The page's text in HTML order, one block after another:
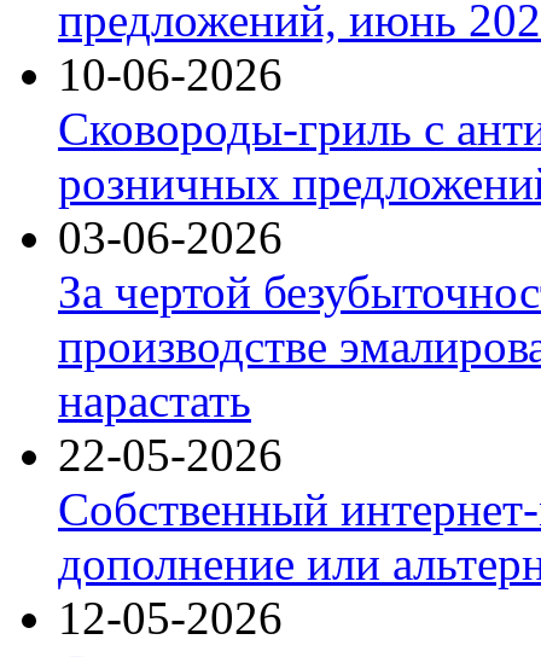
предложений, июнь
10-06-2026
Сковороды-гриль с
розничных
03-06-2026
За чертой
производстве
нарастать
22-05-2026
Собственный
дополнение или
12-05-2026